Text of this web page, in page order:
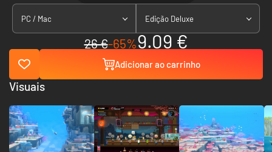
PC / Mac Edição Deluxe
26 €-65%9.09 €
Adicionar ao carrinho
Visuais